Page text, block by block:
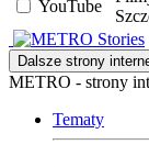
YouTube
Stories
Dalsze strony
METRO - strony
Tematy